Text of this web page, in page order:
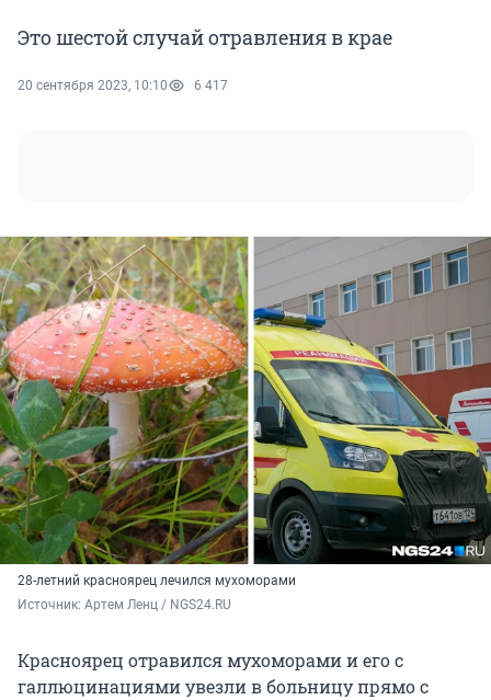
Это шестой случай отравления в крае
20 сентября 2023, 10:10 6 417
28-летний красноярец лечился мухоморами
Источник: Артем Ленц / NGS24.RU
Красноярец отравился мухоморами и его с
галлюцинациями увезли в больницу прямо с